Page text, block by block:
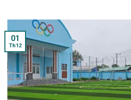
01
Th12